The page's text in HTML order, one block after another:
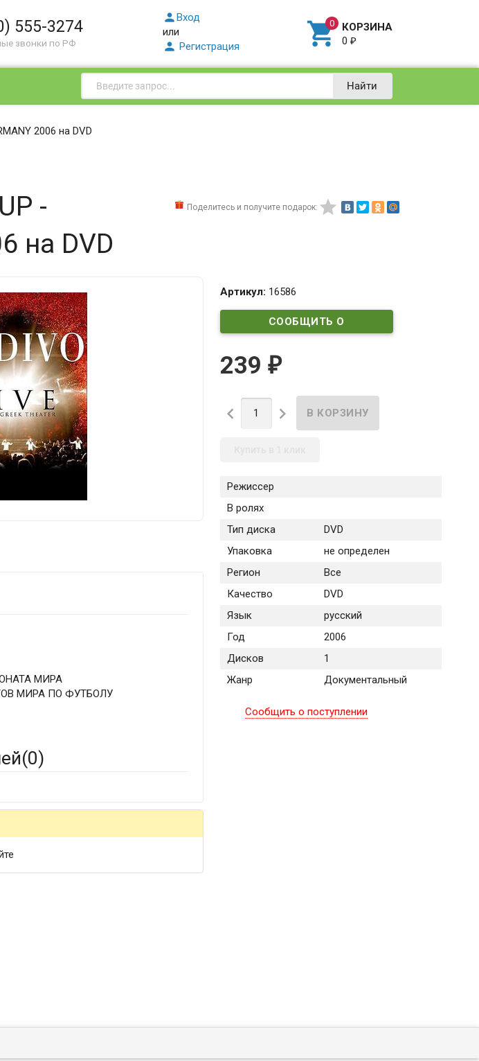
555-3274
звонки по РФ
Вход
или
 Регистрация  КОРЗИНА
0₽
Найти
2006 на DVD
Поделитесь и получите подарок: 
-
на DVD
Артикул: 16586
СООБЩИТЬ О
239 ₽
 
Режиссер
В ролях
Тип диска
DVD
Упаковка
не определен
Регион
Все
Качество
DVD
Язык
русский
Год
2006
Дисков
1
Жанр
Документальный
Сообщить о поступлении
МИРА
МИРА ПО ФУТБОЛУ
0)